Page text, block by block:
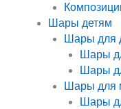
Шары детям
Шары для
Шары
Шары
Шары для
Шары